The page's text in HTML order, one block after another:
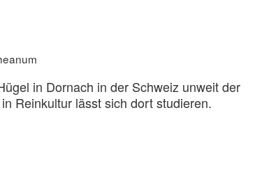
in Dornach in der Schweiz unweit der
Reinkultur lässt sich dort studieren.